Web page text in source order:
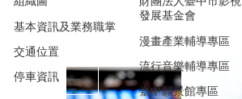
基本資訊及業務職掌
交通位置
停車資訊
發展基金會
漫畫產業輔導專區
流行音樂輔導專區
臺中願景館專區